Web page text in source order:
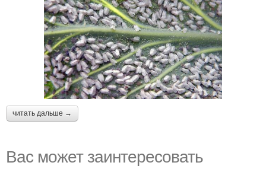
читать дальше →
Вас может заинтересовать